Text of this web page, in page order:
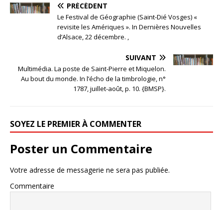
PRÉCÉDENT
Le Festival de Géographie (Saint-Dié Vosges) «
revisite les Amériques ». In Dernières Nouvelles
d’Alsace, 22 décembre. ,
SUIVANT
Multimédia. La poste de Saint-Pierre et Miquelon.
Au bout du monde. In l’écho de la timbrologie, n°
1787, juillet-août, p. 10. {BMSP}.
SOYEZ LE PREMIER À COMMENTER
Poster un Commentaire
Votre adresse de messagerie ne sera pas publiée.
Commentaire